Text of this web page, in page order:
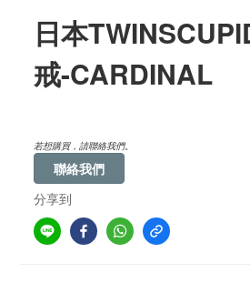
日本
戒-CARDINAL
若想購買，請聯絡我們。
聯絡我們
分享到